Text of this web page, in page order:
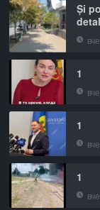
Și
1
1
1